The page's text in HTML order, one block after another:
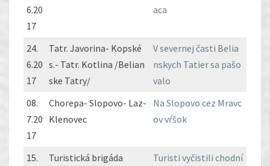
6.20
17
aca
24.
6.20
17
Tatr. Javorina- Kopské
s.- Tatr. Kotlina /Belian
ske Tatry/
V severnej časti Belia
nskych Tatier sa pašo
valo
08.
7.20
17
Chorepa- Slopovo- Laz-
Klenovec
Na Slopovo cez Mravc
ov vŕšok
15. Turistická brigáda Turisti vyčistili chodní